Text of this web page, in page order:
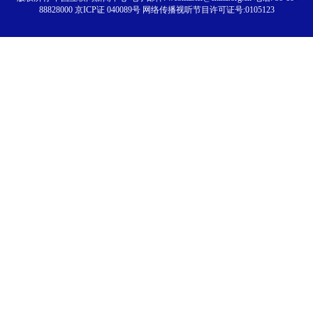
88828000 京ICP证 040089号 网络传播视听节目许可证号:0105123